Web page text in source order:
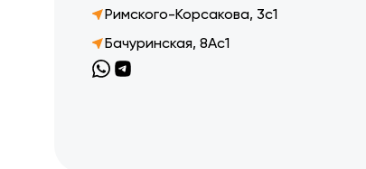
Римского-Корсакова, 3с1
Бачуринская, 8Ас1